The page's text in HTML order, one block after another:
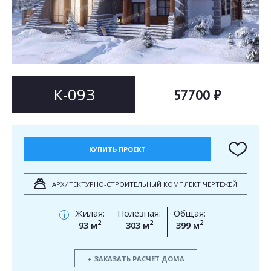
К-093 57700 ₽
КУПИТЬ ПРОЕКТ
АРХИТЕКТУРНО-СТРОИТЕЛЬНЫЙ КОМПЛЕКТ ЧЕРТЕЖЕЙ
i
Жилая:
93 м2
Полезная:
303 м2
Общая:
399 м2
ЗАКАЗАТЬ РАСЧЕТ ДОМА
Согласен на обработку персональных данных
ОТПРАВИТЬ
Согласен на обработку персональных данных
This site is protected by reCAPTCHA and the GooglePrivacy PolicyandTerms of Service
apply.